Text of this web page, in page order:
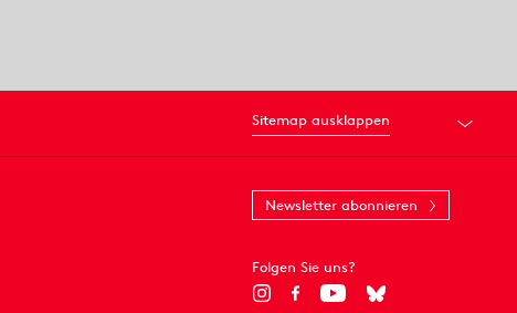
Sitemap ausklappen
Newsletter abonnieren
Folgen Sie uns?